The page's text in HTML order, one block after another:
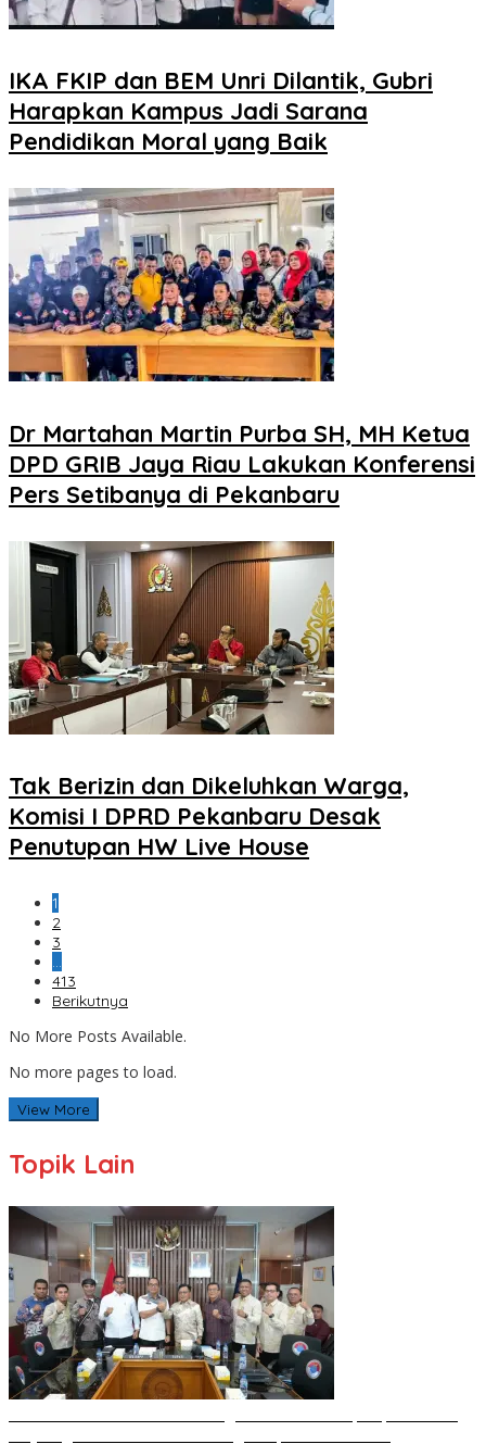
IKA FKIP dan BEM Unri Dilantik, Gubri
Harapkan Kampus Jadi Sarana
Pendidikan Moral yang Baik
Dr Martahan Martin Purba SH, MH Ketua
DPD GRIB Jaya Riau Lakukan Konferensi
Pers Setibanya di Pekanbaru
Tak Berizin dan Dikeluhkan Warga,
Komisi I DPRD Pekanbaru Desak
Penutupan HW Live House
1
2
3
…
413
Berikutnya
No More Posts Available.
No more pages to load.
View More
Topik Lain